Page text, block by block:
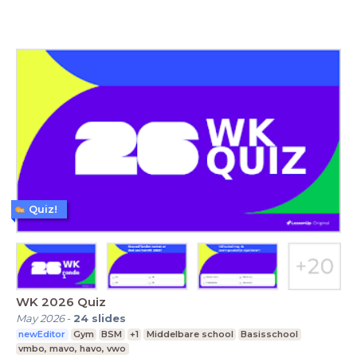
WK 2026 Quiz
May 2026- 24 slides
newEditor Gym BSM +1 Middelbare school
Basisschool
vmbo, mavo, havo, vwo
Quiz!